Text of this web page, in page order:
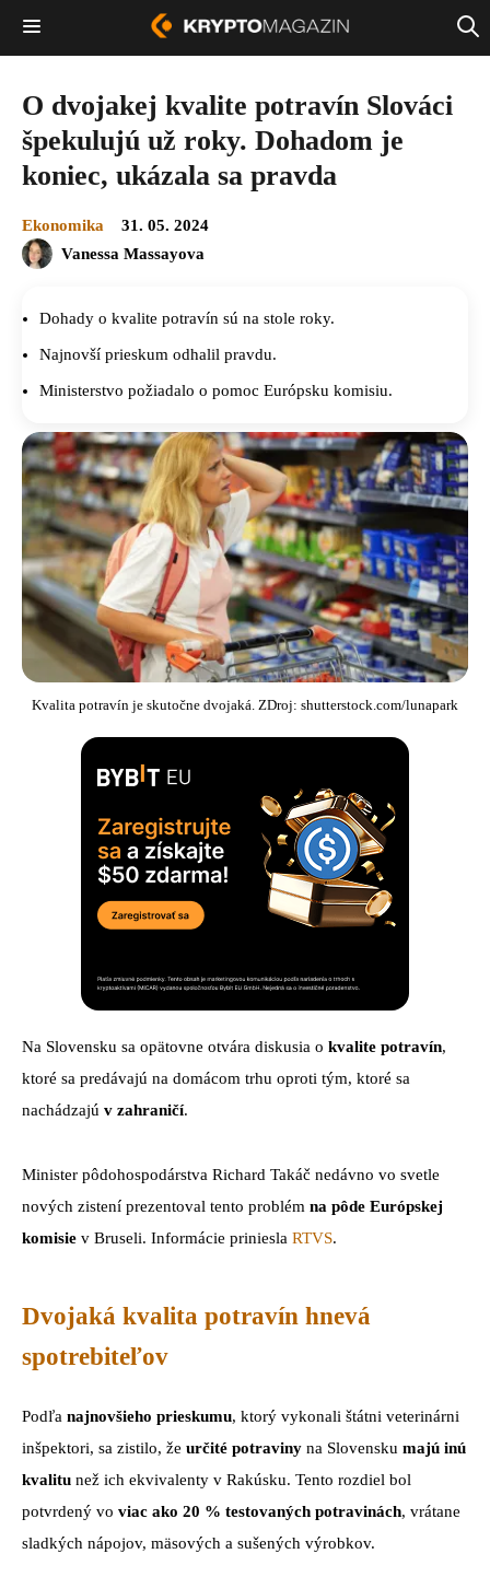
O dvojakej kvalite potravín Slováci
špekulujú už roky. Dohadom je
koniec, ukázala sa pravda
Ekonomika
31. 05. 2024
Vanessa Massayova
Dohady o kvalite potravín sú na stole roky.
Najnovší prieskum odhalil pravdu.
Ministerstvo požiadalo o pomoc Európsku komisiu.
Kvalita potravín je skutočne dvojaká. ZDroj: shutterstock.com/lunapark
Na Slovensku sa opätovne otvára diskusia o kvalite potravín,
ktoré sa predávajú na domácom trhu oproti tým, ktoré sa
nachádzajú v zahraničí.
Minister pôdohospodárstva Richard Takáč nedávno vo svetle
nových zistení prezentoval tento problém na pôde Európskej
komisie v Bruseli. Informácie priniesla RTVS.
Dvojaká kvalita potravín hnevá
spotrebiteľov
Podľa najnovšieho prieskumu, ktorý vykonali štátni veterinárni
inšpektori, sa zistilo, že určité potraviny na Slovensku majú inú
kvalitu než ich ekvivalenty v Rakúsku. Tento rozdiel bol
potvrdený vo viac ako 20 % testovaných potravinách, vrátane
sladkých nápojov, mäsových a sušených výrobkov.